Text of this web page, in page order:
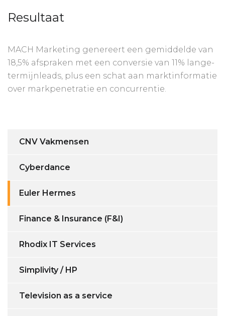
Resultaat
MACH Marketing genereert een gemiddelde van
18,5% afspraken met een conversie van 11% lange-
termijnleads, plus een schat aan marktinformatie
over markpenetratie en concurrentie.
CNV Vakmensen
Cyberdance
Euler Hermes
Finance & Insurance (F&I)
Rhodix IT Services
Simplivity / HP
Television as a service